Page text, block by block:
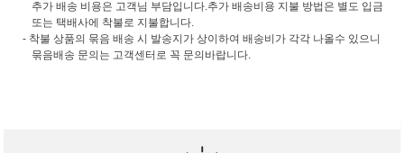
추가 배송 비용은 고객님 부담입니다.추가 배송비용 지불 방법은 별도 입금
또는 택배사에 착불로 지불합니다.
- 착불 상품의 묶음 배송 시 발송지가 상이하여 배송비가 각각 나올수 있으니
묶음배송 문의는 고객센터로 꼭 문의바랍니다.